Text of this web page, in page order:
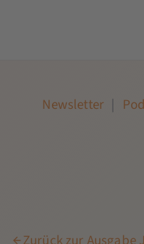
Newsletter |